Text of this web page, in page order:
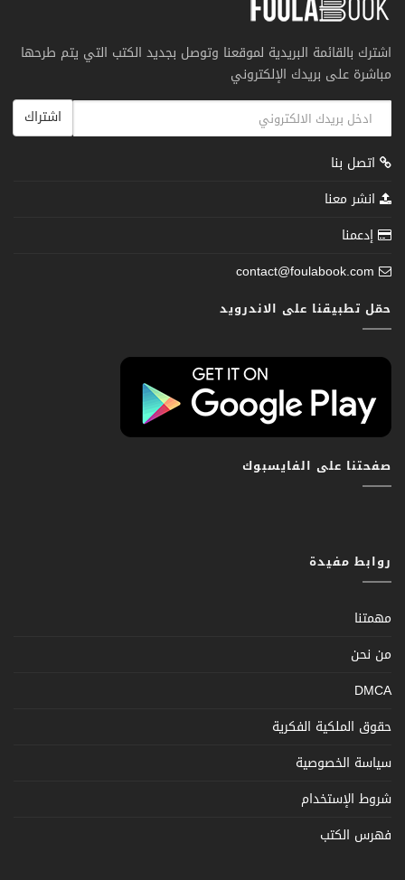
اشترك بالقائمة البريدية لموقعنا وتوصل بجديد الكتب التي يتم طرحها
مباشرة على بريدك الإلكتروني
اشتراك
اتصل بنا
انشر معنا
إدعمنا
contact@foulabook.com
حمّل تطبيقنا على الاندرويد
صفحتنا على الفايسبوك
روابط مفيدة
مهمتنا
من نحن
DMCA
حقوق الملكية الفكرية
سياسة الخصوصية
شروط الإستخدام
فهرس الكتب